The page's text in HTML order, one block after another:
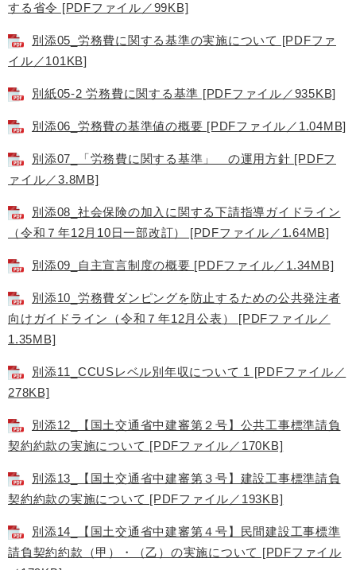
する省令 [PDFファイル／99KB]
別添05_労務費に関する基準の実施について [PDFファ
イル／101KB]
別紙05-2 労務費に関する基準 [PDFファイル／935KB]
別添06_労務費の基準値の概要 [PDFファイル／1.04MB]
別添07_「労務費に関する基準」 の運用方針 [PDFフ
ァイル／3.8MB]
別添08_社会保険の加入に関する下請指導ガイドライン
（令和７年12月10日一部改訂） [PDFファイル／1.64MB]
別添09_自主宣言制度の概要 [PDFファイル／1.34MB]
別添10_労務費ダンピングを防止するための公共発注者
向けガイドライン（令和７年12月公表） [PDFファイル／
1.35MB]
別添11_CCUSレベル別年収について 1 [PDFファイル／
278KB]
別添12_【国土交通省中建審第２号】公共工事標準請負
契約約款の実施について [PDFファイル／170KB]
別添13_【国土交通省中建審第３号】建設工事標準請負
契約約款の実施について [PDFファイル／193KB]
別添14_【国土交通省中建審第４号】民間建設工事標準
請負契約約款（甲）・（乙）の実施について [PDFファイル